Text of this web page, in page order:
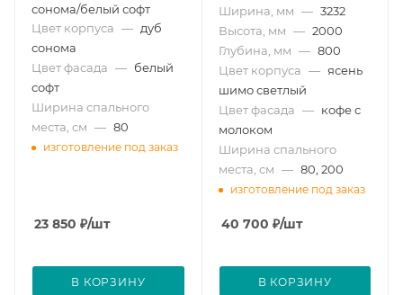
сонома/белый софт
Цвет корпуса — дуб
сонома
Цвет фасада — белый
софт
Ширина спального
места, см — 80
изготовление под заказ
23 850 ₽/шт
В КОРЗИНУ
Ширина, мм — 3232
Высота, мм — 2000
Глубина, мм — 800
Цвет корпуса — ясень
шимо светлый
Цвет фасада — кофе с
молоком
Ширина спального
места, см — 80, 200
изготовление под заказ
40 700 ₽/шт
В КОРЗИНУ